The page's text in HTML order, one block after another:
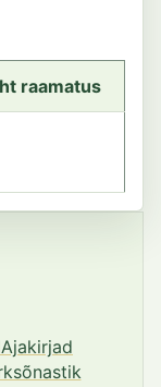
raamatus
Ajakirjad